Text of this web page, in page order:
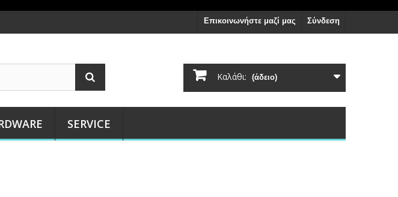
Σύνδεση
Επικοινωνήστε μαζί μας
Καλάθι: (άδειο)
SERVICE